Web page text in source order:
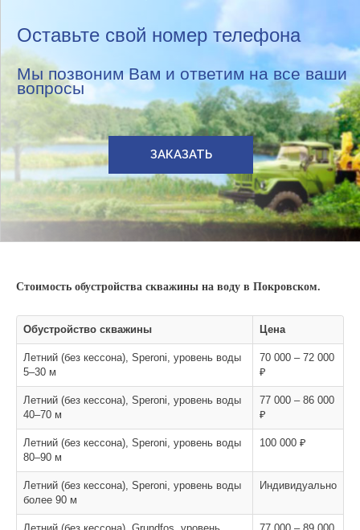
Оставьте свой номер телефона
Мы позвоним Вам и ответим на все ваши
вопросы
ЗАКАЗАТЬ
Стоимость обустройства скважины на воду в Покровском.
Обустройство скважины Цена
Летний (без кессона), Speroni, уровень воды
5–30 м
70 000 – 72 000
₽
Летний (без кессона), Speroni, уровень воды
40–70 м
77 000 – 86 000
₽
Летний (без кессона), Speroni, уровень воды
80–90 м
100 000 ₽
Летний (без кессона), Speroni, уровень воды
более 90 м
Индивидуально
Летний (без кессона), Grundfos, уровень 77 000 – 89 000